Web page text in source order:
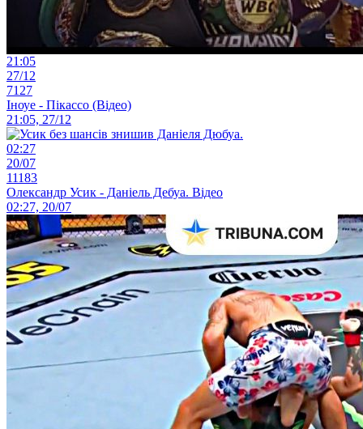
21:05
27/12
7127
Іноуе - Пікассо (Відео)
21:05, 27/12
02:27
20/07
11183
Олександр Усик - Даніель Дебуа. Відео
02:27, 20/07